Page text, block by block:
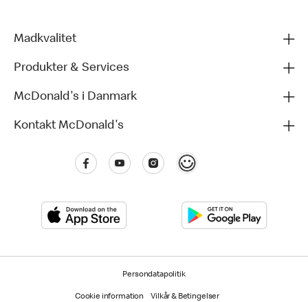
Madkvalitet
Produkter & Services
McDonald's i Danmark
Kontakt McDonald's
Persondatapolitik
Cookie information Vilkår & Betingelser